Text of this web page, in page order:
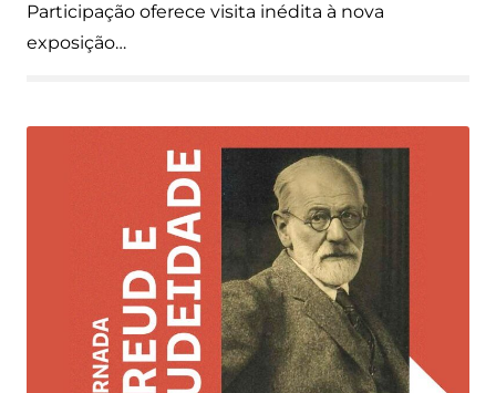
Participação oferece visita inédita à nova
exposição…